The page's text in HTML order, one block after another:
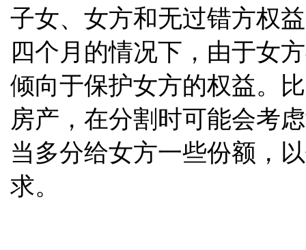
子女、女方和无过错方权
四个月的情况下，由于女
倾向于保护女方的权益。
房产，在分割时可能会考
当多分给女方一些份额，
求。